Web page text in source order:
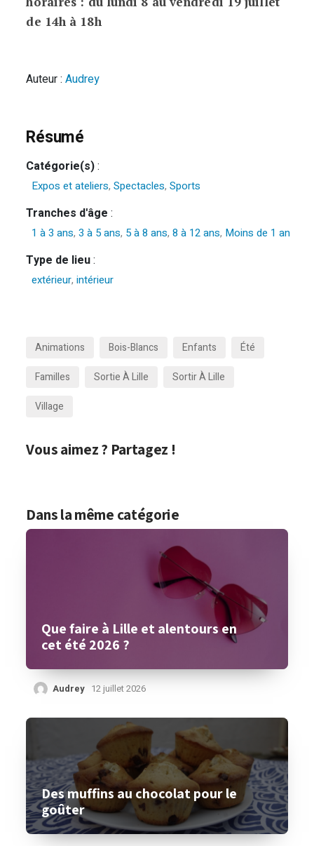
de 14h à 18h
Auteur :Audrey
Résumé
Catégorie(s):
Expos et ateliers,Spectacles,Sports
Tranches d'âge :
1 à 3 ans,3 à 5 ans, 5 à 8 ans,8 à 12 ans, Moins de 1 an
Type de lieu:
extérieur,intérieur
Animations Bois-Blancs Enfants
Été
Familles
Sortie À Lille
Sortir À Lille
Village
Vous aimez ? Partagez !
Dans la même catégorie
Que faire à Lille et alentours en
cet été 2026 ?
Audrey 12 juillet 2026
Des muffins au chocolat pour le
goûter